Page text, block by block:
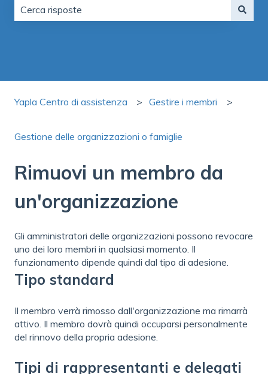
Yapla Centro di assistenza Gestire i membri
Gestione delle organizzazioni o famiglie
Rimuovi un membro da
un'organizzazione
Gli amministratori delle organizzazioni possono revocare
uno dei loro membri in qualsiasi momento. Il
funzionamento dipende quindi dal tipo di adesione.
Tipo standard
Il membro verrà rimosso dall'organizzazione ma rimarrà
attivo. Il membro dovrà quindi occuparsi personalmente
del rinnovo della propria adesione.
Tipi di rappresentanti e delegati